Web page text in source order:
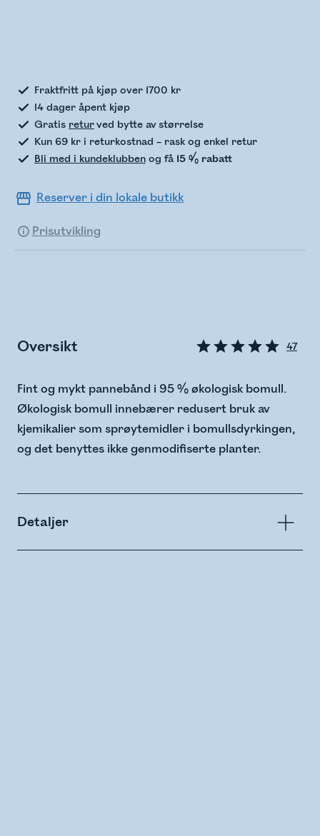
Fraktfritt på kjøp over 1700 kr
14 dager åpent kjøp
Gratis returved bytte av størrelse
Kun 69 kr i returkostnad – rask og enkel retur
Bli med i kundeklubben og få 15 % rabatt
Reserver i din lokale butikk
Prisutvikling
Oversikt 47
Fint og mykt pannebånd i 95 % økologisk bomull.
Økologisk bomull innebærer redusert bruk av
kjemikalier som sprøytemidler i bomullsdyrkingen,
og det benyttes ikke genmodifiserte planter.
Detaljer